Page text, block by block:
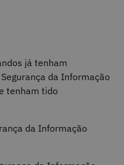
já tenham
da Informação
tenham tido
da Informação